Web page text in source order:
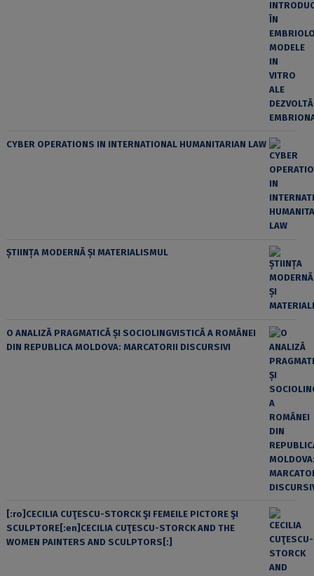
CYBER OPERATIONS IN INTERNATIONAL HUMANITARIAN LAW
ȘTIINȚA MODERNĂ ȘI MATERIALISMUL
O ANALIZĂ PRAGMATICĂ ȘI SOCIOLINGVISTICĂ A ROMÂNEI
DIN REPUBLICA MOLDOVA: MARCATORII DISCURSIVI
[:ro]CECILIA CUŢESCU-STORCK ŞI FEMEILE PICTORE ŞI
SCULPTORE[:en]CECILIA CUŢESCU-STORCK AND THE
WOMEN PAINTERS AND SCULPTORS[:]